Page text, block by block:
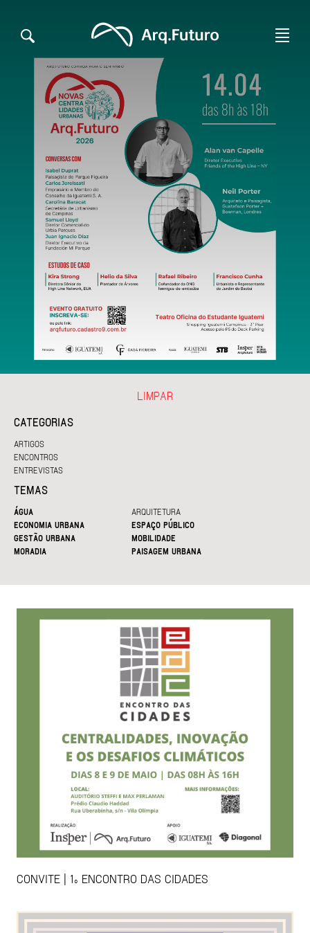
CATEGORIAS
ARTIGOS
ENCONTROS
ENTREVISTAS
TEMAS
ÁGUA
ARQUITETURA
ECONOMIA URBANA
ESPAÇO PÚBLICO
GESTÃO URBANA
MOBILIDADE
MORADIA
PAISAGEM URBANA
LIMPAR
CONVITE | 1º ENCONTRO DAS CIDADES